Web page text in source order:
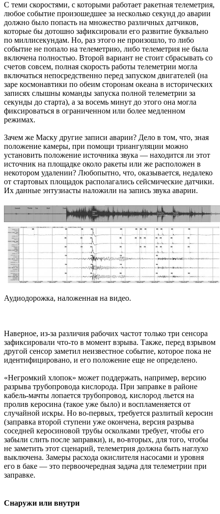
С теми скоростями, с которыми работает ракетная телеметрия,
любое событие произошедшее за несколько секунд до аварии
должно было попасть на множество различных датчиков,
которые бы дотошно зафиксировали его развитие буквально
по миллисекундам. Но, раз этого не произошло, то либо
событие не попало на телеметрию, либо телеметрия не была
включена полностью. Второй вариант не стоит сбрасывать со
счетов совсем, полная скорость работы телеметрии могла
включаться непосредственно перед запуском двигателей (на
заре космонавтики по обеим сторонам океана в исторических
записях слышны команды запуска полной телеметрии за
секунды до старта), а за восемь минут до этого она могла
фиксироваться в ограниченном или более медленном
режимах.
Зачем же Маску другие записи аварии? Дело в том, что, зная
положение камеры, при помощи триангуляции можно
установить положение источника звука — находится ли этот
источник на площадке около ракеты или же расположен в
некотором удалении? Любопытно, что, оказывается, недалеко
от стартовых площадок располагались сейсмические датчики.
Их данные энтузиасты наложили на запись звука аварии.
Аудиодорожка, наложенная на видео.
Наверное, из-за различия рабочих частот только три сенсора
зафиксировали что-то в момент взрыва. Также, перед взрывом
другой сенсор заметил неизвестное событие, которое пока не
идентифицировано, и его положение еще не определено.
«Негромкий хлопок» может поддержать, например, версию
разрыва трубопровода кислорода. При заправке в районе
кабель-мачты лопается трубопровод, кислород льется на
пролив керосина (такое уже было) и воспламеняется от
случайной искры. Но во-первых, требуется разлитый керосин
(заправка второй ступени уже окончена, версия разрыва
соседней керосиновой трубы осколками требует, чтобы его
забыли слить после заправки), и, во-вторых, для того, чтобы
не заметить этот сценарий, телеметрия должна быть наглухо
выключена. Замеры расхода окислителя насосами и уровня
его в баке — это первоочередная задача для телеметрии при
заправке.
Снаружи или внутри